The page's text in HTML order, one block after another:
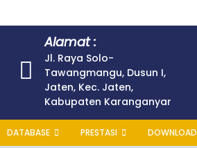
Alamat :
Jl. Raya Solo-
Tawangmangu, Dusun I,
Jaten, Kec. Jaten,
Kabupaten Karanganyar
DATABASE PRESTASI DOWNLOAD